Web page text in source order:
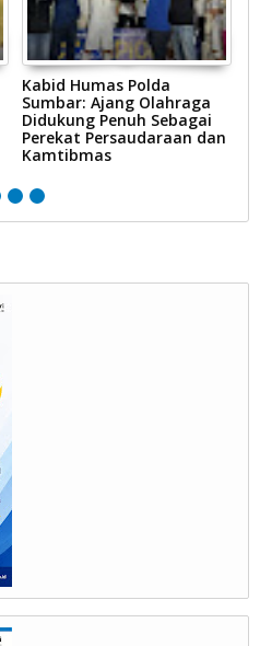
Kabid Humas Polda
Sumbar: Ajang Olahraga
Didukung Penuh Sebagai
Perekat Persaudaraan dan
Kamtibmas